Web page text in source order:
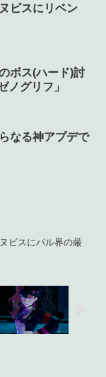
ビスにリベン
ボス(ハード)討
ノグリフ」
なる神アプデで
ビスにパル界の厳